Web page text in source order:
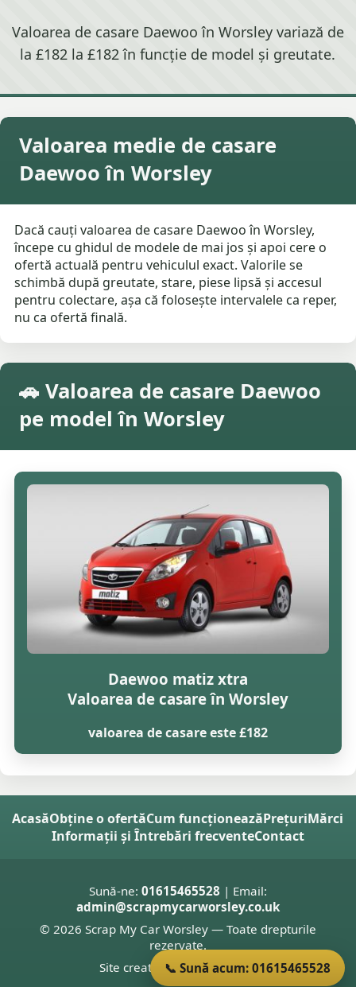
Valoarea de casare Daewoo în Worsley variază de
la £182 la £182 în funcție de model și greutate.
Valoarea medie de casare
Daewoo în Worsley
Dacă cauți valoarea de casare Daewoo în Worsley,
începe cu ghidul de modele de mai jos și apoi cere o
ofertă actuală pentru vehiculul exact. Valorile se
schimbă după greutate, stare, piese lipsă și accesul
pentru colectare, așa că folosește intervalele ca reper,
nu ca ofertă finală.
🚗 Valoarea de casare Daewoo
pe model în Worsley
Daewoo matiz xtra
Valoarea de casare în Worsley
valoarea de casare este £182
AcasăObține o ofertăCum funcționeazăPrețuriMărci
Informații și Întrebări frecventeContact
Sună-ne: 01615465528 | Email:
admin@scrapmycarworsley.co.uk
© 2026 Scrap My Car Worsley — Toate drepturile
rezervate.
Site creat deDonnie Welsh
📞 Sună acum: 01615465528